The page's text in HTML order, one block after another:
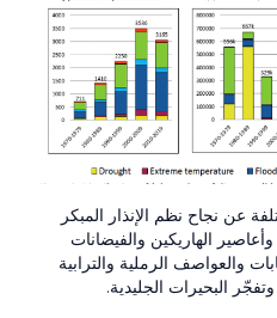
عن نجاح نظم الإنذار المبكر
وأعاصير الهاريكين والفيضانات
والعواصف الرملية والترابية
البحيرات الجليدية.